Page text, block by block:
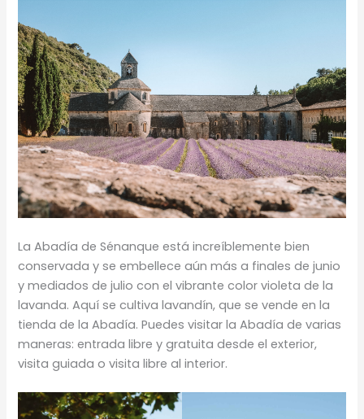
La Abadía de Sénanque está increíblemente bien
conservada y se embellece aún más a finales de junio
y mediados de julio con el vibrante color violeta de la
lavanda. Aquí se cultiva lavandín, que se vende en la
tienda de la Abadía. Puedes visitar la Abadía de varias
maneras: entrada libre y gratuita desde el exterior,
visita guiada o visita libre al interior.